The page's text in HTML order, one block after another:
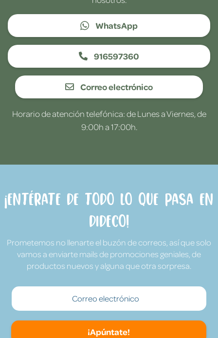
WhatsApp
916597360
Correo electrónico
Horario de atención telefónica: de Lunes a Viernes, de
9:00h a 17:00h.
¡Entérate de todo lo que pasa en
Dideco!
Prometemos no llenarte el buzón de correos, así que solo
vamos a enviarte mails de promociones geniales, de
productos nuevos y alguna que otra sorpresa.
¡Apúntate!